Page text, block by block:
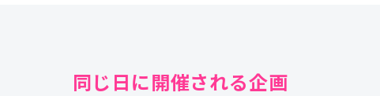
同じ日に開催される企画